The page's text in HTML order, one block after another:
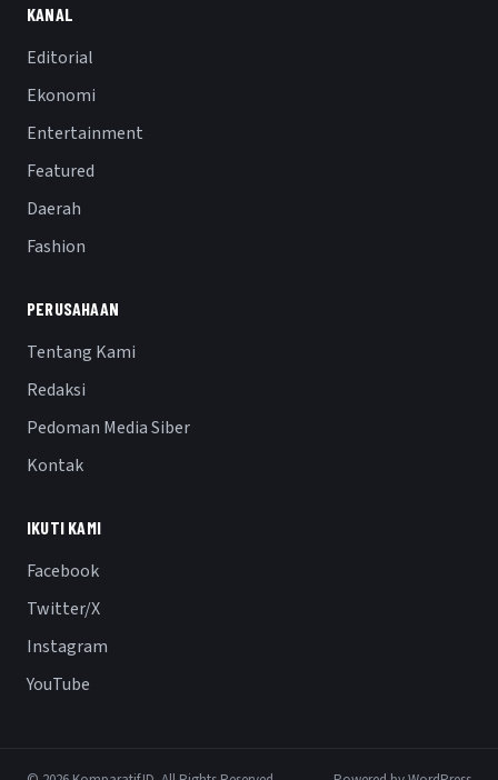
KANAL
Editorial
Ekonomi
Entertainment
Featured
Daerah
Fashion
PERUSAHAAN
Tentang Kami
Redaksi
Pedoman Media Siber
Kontak
IKUTI KAMI
Facebook
Twitter/X
Instagram
YouTube